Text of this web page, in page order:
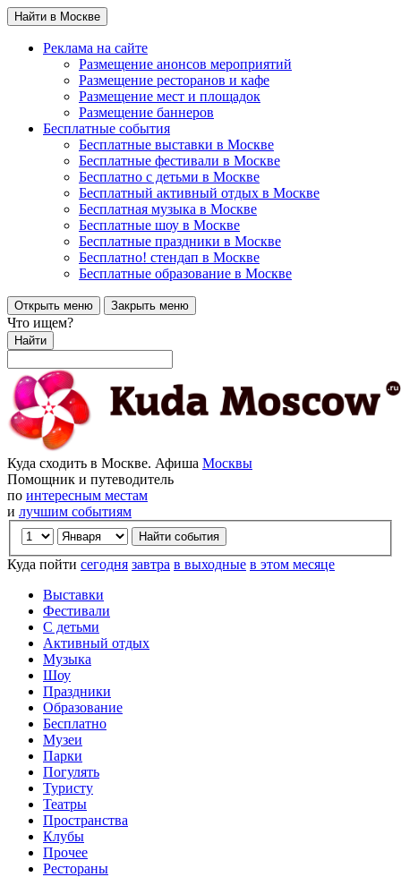
Найти в Москве
Реклама на сайте
Размещение анонсов мероприятий
Размещение ресторанов и кафе
Размещение мест и площадок
Размещение баннеров
Бесплатные события
Бесплатные выставки в Москве
Бесплатные фестивали в Москве
Бесплатно с детьми в Москве
Бесплатный активный отдых в Москве
Бесплатная музыка в Москве
Бесплатные шоу в Москве
Бесплатные праздники в Москве
Бесплатно! стендап в Москве
Бесплатные образование в Москве
Открыть меню Закрыть меню
Что ищем?
Найти
Куда сходить в Москве. Афиша Москвы
Помощник и путеводитель
по интересным местам
и лучшим событиям
Куда пойти сегодня завтра в выходные в этом месяце
Выставки
Фестивали
С детьми
Активный отдых
Музыка
Шоу
Праздники
Образование
Бесплатно
Музеи
Парки
Погулять
Туристу
Театры
Пространства
Клубы
Прочее
Рестораны